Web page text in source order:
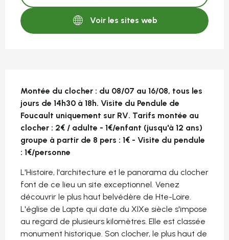
Voir les sites web
Montée du clocher : du 08/07 au 16/08, tous les
jours de 14h30 à 18h. Visite du Pendule de
Foucault uniquement sur RV. Tarifs montée au
clocher : 2€ / adulte - 1€/enfant (jusqu'à 12 ans)
groupe à partir de 8 pers : 1€ - Visite du pendule
: 1€/personne
L'Histoire, l'architecture et le panorama du clocher
font de ce lieu un site exceptionnel. Venez
découvrir le plus haut belvédère de Hte-Loire.
L'église de Lapte qui date du XIXe siècle s'impose
au regard de plusieurs kilomètres. Elle est classée
monument historique. Son clocher, le plus haut de